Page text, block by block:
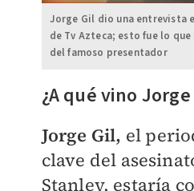
Jorge Gil dio una entrevista
de Tv Azteca; esto fue lo
del famoso presentador
¿A qué vino
Jorge Gil, el
clave del
Stanley, estaría